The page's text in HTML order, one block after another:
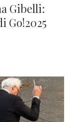
Gibelli:
Go!2025